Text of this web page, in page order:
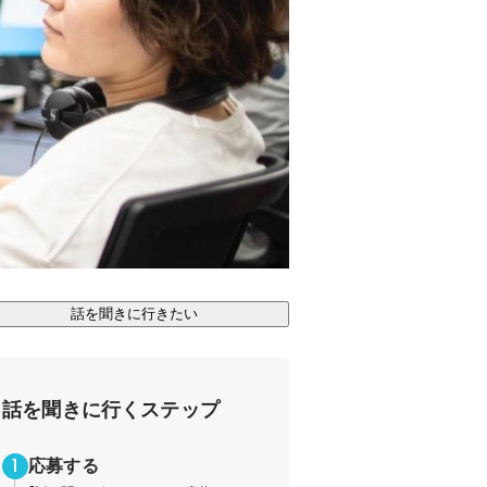
話を聞きに行きたい
話を聞きに行くステップ
応募する